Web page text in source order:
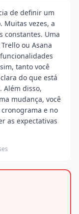
de definir um
Muitas vezes, a
constantes. Uma
ou Asana
tanto você
do que está
Além disso,
mudança, você
e no
as expectativas